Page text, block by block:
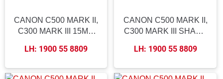
CANON C500 MARK II,
C300 MARK III 15MM
BASEPLATE
LH: 1900 55 8809
CANON C500 MARK II,
C300 MARK III SHAPE
DOVETAIL CANON,
LH: 1900 55 8809